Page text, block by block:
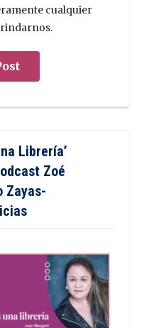
cualquier
Librería’
Zoé
Zayas-